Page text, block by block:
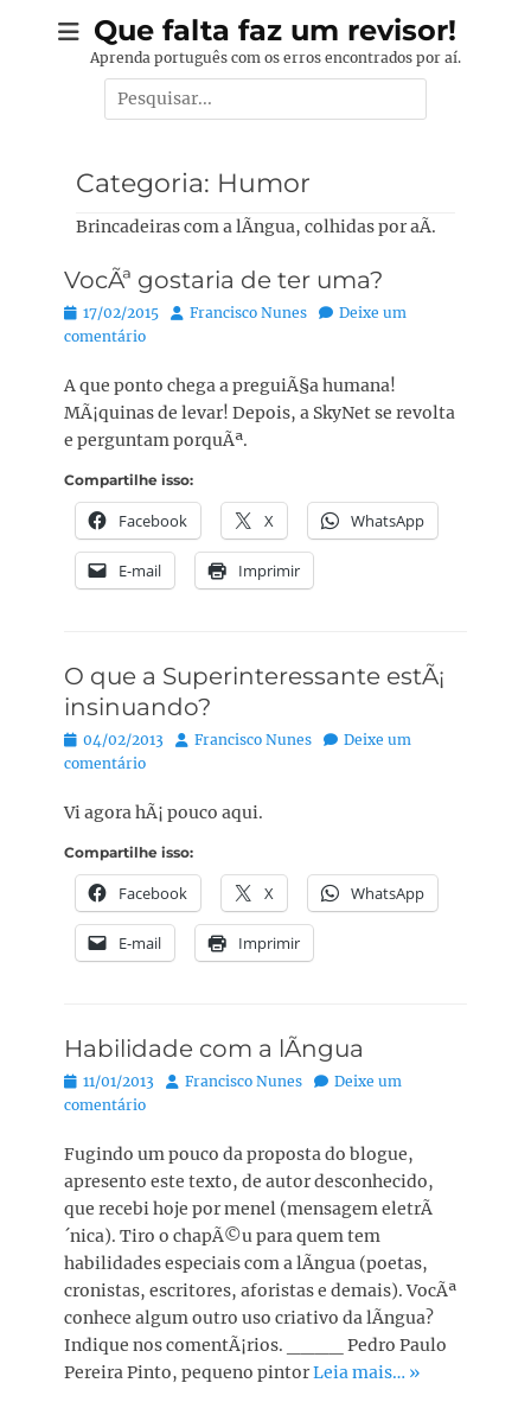
Que falta faz um revisor!
Aprenda português com os erros encontrados por aí.
Pesquisar
por:
Categoria: Humor
Brincadeiras com a lÃ­ngua, colhidas por aÃ­.
VocÃª gostaria de ter uma?
Posted
on
17/02/2015 Autor:
Francisco Nunes
Deixe um
comentário
A que ponto chega a preguiÃ§a humana!
MÃ¡quinas de levar! Depois, a SkyNet se revolta
e perguntam porquÃª.
Compartilhe isso:
Facebook X WhatsApp
E-mail Imprimir
O que a Superinteressante estÃ¡
insinuando?
Posted
on
04/02/2013 Autor:
Francisco Nunes
Deixe um
comentário
Vi agora hÃ¡ pouco aqui.
Compartilhe isso:
Facebook X WhatsApp
E-mail Imprimir
Habilidade com a lÃ­ngua
Posted
on
11/01/2013 Autor:
Francisco Nunes
Deixe um
comentário
Fugindo um pouco da proposta do blogue,
apresento este texto, de autor desconhecido,
que recebi hoje por menel (mensagem eletrÃ
´nica). Tiro o chapÃ©u para quem tem
habilidades especiais com a lÃ­ngua (poetas,
cronistas, escritores, aforistas e demais). VocÃª
conhece algum outro uso criativo da lÃ­ngua?
Indique nos comentÃ¡rios. ____ Pedro Paulo
Pereira Pinto, pequeno pintorLeia mais… »